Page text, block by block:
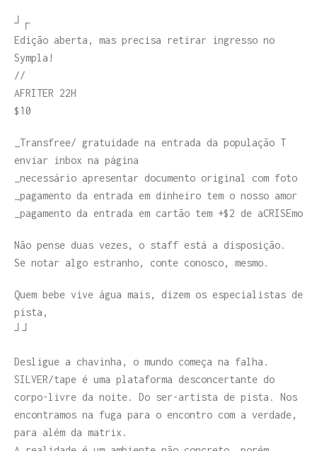
┘┌
Edição aberta, mas precisa retirar ingresso no
Sympla!
//
AFRITER 22H
$10
_Transfree/ gratuidade na entrada da população T
enviar inbox na página
_necessário apresentar documento original com foto
_pagamento da entrada em dinheiro tem o nosso amor
_pagamento da entrada em cartão tem +$2 de aCRISEmo
Não pense duas vezes, o staff está a disposição.
Se notar algo estranho, conte conosco, mesmo.
Quem bebe vive água mais, dizem os especialistas de
pista,
┘┘
Desligue a chavinha, o mundo começa na falha.
SILVER/tape é uma plataforma desconcertante do
corpo-livre da noite. Do ser-artista de pista. Nos
encontramos na fuga para o encontro com a verdade,
para além da matrix.